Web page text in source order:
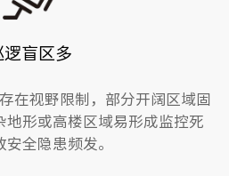
逻盲区多
在视野限制，部分开阔区域固
地形或高楼区域易形成监控死
安全隐患频发。